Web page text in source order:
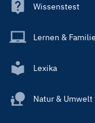
Wissenstest
Lernen & Familie
Lexika
Natur & Umwelt